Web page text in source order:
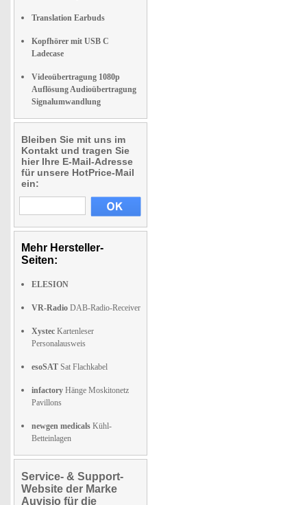
Translation Earbuds
Kopfhörer mit USB C
Ladecase
Videoübertragung 1080p
Auflösung Audioübertragung
Signalumwandlung
Bleiben Sie mit uns im
Kontakt und tragen Sie
hier Ihre E-Mail-Adresse
für unsere HotPrice-Mail
ein:
Mehr Hersteller-
Seiten:
ELESION
VR-Radio DAB-Radio-Receiver
Xystec Kartenleser
Personalausweis
esoSAT Sat Flachkabel
infactory Hänge Moskitonetz
Pavillons
newgen medicals Kühl-
Betteinlagen
Service- & Support-
Website der Marke
Auvisio für die